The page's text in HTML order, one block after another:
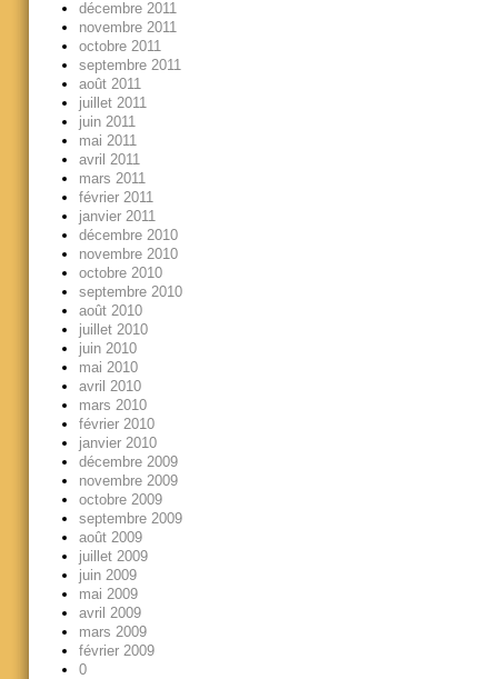
décembre 2011
novembre 2011
octobre 2011
septembre 2011
août 2011
juillet 2011
juin 2011
mai 2011
avril 2011
mars 2011
février 2011
janvier 2011
décembre 2010
novembre 2010
octobre 2010
septembre 2010
août 2010
juillet 2010
juin 2010
mai 2010
avril 2010
mars 2010
février 2010
janvier 2010
décembre 2009
novembre 2009
octobre 2009
septembre 2009
août 2009
juillet 2009
juin 2009
mai 2009
avril 2009
mars 2009
février 2009
0